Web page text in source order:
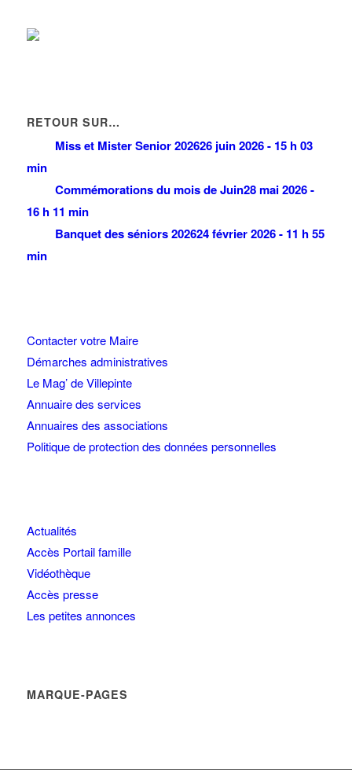
RETOUR SUR…
Miss et Mister Senior 202626 juin 2026 - 15 h 03
min
Commémorations du mois de Juin28 mai 2026 -
16 h 11 min
Banquet des séniors 202624 février 2026 - 11 h 55
min
Contacter votre Maire
Démarches administratives
Le Mag’ de Villepinte
Annuaire des services
Annuaires des associations
Politique de protection des données personnelles
Actualités
Accès Portail famille
Vidéothèque
Accès presse
Les petites annonces
MARQUE-PAGES